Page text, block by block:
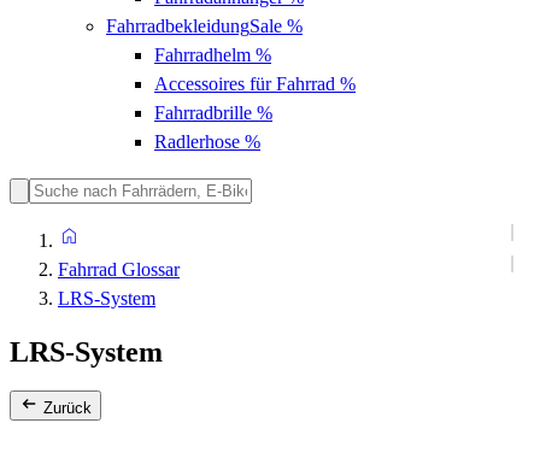
FahrradbekleidungSale %
Fahrradhelm %
Accessoires für Fahrrad %
Fahrradbrille %
Radlerhose %
Fahrrad Glossar
LRS-System
LRS-System
Zurück